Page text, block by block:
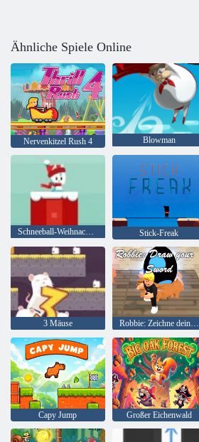
Ähnliche Spiele Online
Nervenkitzel Rush 4 Blowman
Schneeball-Weihnachtswelt Stick-Freak
3 Mäuse Robbie: Zeichne dein Schwert
Capy Jump Großer Eichenwald